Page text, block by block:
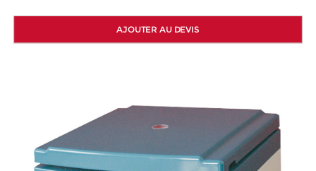
AJOUTER AU DEVIS